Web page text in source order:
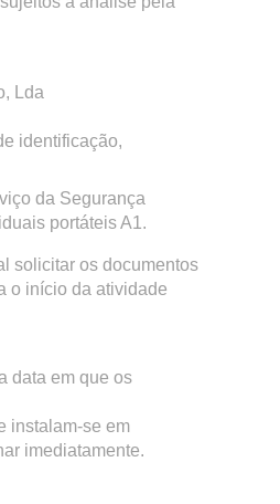
Lda
identificação,
da Segurança
portáteis A1.
solicitar os documentos
o início da atividade
data em que os
instalam-se em
imediatamente.